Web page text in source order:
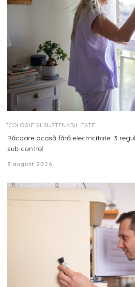
ECOLOGIE ȘI SUSTENABILITATE
Răcoare acasă fără electricitate: 3
sub control
8 august 2026